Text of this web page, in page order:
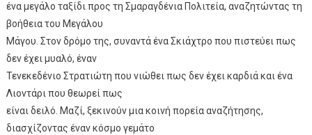
ένα μεγάλο ταξίδι προς τη Σμαραγδένια Πολιτεία, αναζητώντας τη
βοήθεια του Μεγάλου
Μάγου. Στον δρόμο της, συναντά ένα Σκιάχτρο που πιστεύει πως
δεν έχει μυαλό, έναν
Τενεκεδένιο Στρατιώτη που νιώθει πως δεν έχει καρδιά και ένα
Λιοντάρι που θεωρεί πως
είναι δειλό. Μαζί, ξεκινούν μια κοινή πορεία αναζήτησης,
διασχίζοντας έναν κόσμο γεμάτο